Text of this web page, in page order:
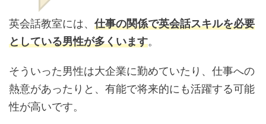
英会話教室には、 仕事の関係で英会話スキルを必要
としている男性が多くいます。
そういった男性は大企業に勤めていたり、仕事への
熱意があったりと、有能で将来的にも活躍する可能
性が高いです。